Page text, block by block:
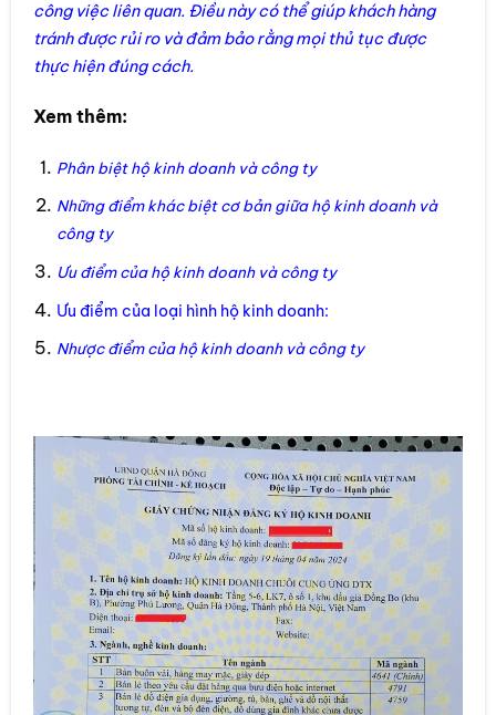
công việc liên quan. Điều này có thể giúp khách hàng
tránh được rủi ro và đảm bảo rằng mọi thủ tục được
thực hiện đúng cách.
Xem thêm:
Phân biệt hộ kinh doanh và công ty
Những điểm khác biệt cơ bản giữa hộ kinh doanh và
công ty
Ưu điểm của hộ kinh doanh và công ty
Ưu điểm của loại hình hộ kinh doanh:
Nhược điểm của hộ kinh doanh và công ty